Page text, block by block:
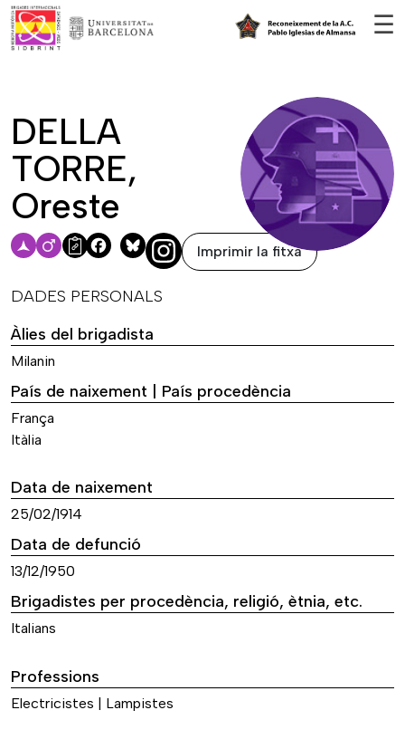
☰
DELLA
TORRE,
Oreste
Facebook
Bluesky Imprimir la fitxa
DADES PERSONALS
Àlies del brigadista
Milanin
País de naixement | País procedència
França
Itàlia
Data de naixement
25/02/1914
Data de defunció
13/12/1950
Brigadistes per procedència, religió, ètnia, etc.
Italians
Professions
Electricistes | Lampistes